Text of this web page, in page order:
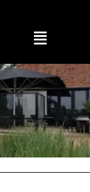
Particulier
Zakelijk